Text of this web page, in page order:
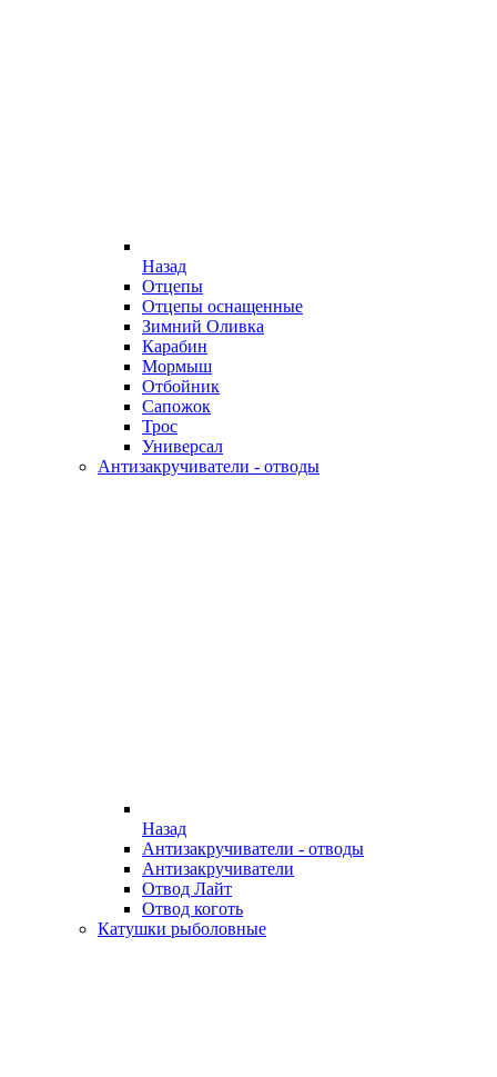
Назад
Отцепы
Отцепы оснащенные
Зимний Оливка
Карабин
Мормыш
Отбойник
Сапожок
Трос
Универсал
Антизакручиватели - отводы
Назад
Антизакручиватели - отводы
Антизакручиватели
Отвод Лайт
Отвод коготь
Катушки рыболовные